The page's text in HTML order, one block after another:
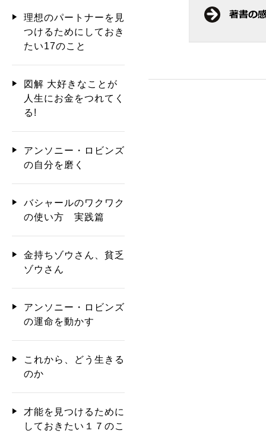
理想のパートナーを見
つけるためにしておき
たい17のこと
図解 大好きなことが
人生にお金をつれてく
る!
アンソニー・ロビンズ
の自分を磨く
バシャールのワクワク
の使い方 実践篇
金持ちゾウさん、貧乏
ゾウさん
アンソニー・ロビンズ
の運命を動かす
これから、どう生きる
のか
才能を見つけるために
しておきたい１７のこ